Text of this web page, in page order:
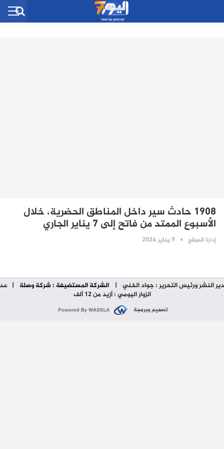
1908 حادث سير داخل المناطق الحضرية، خلال
الأسبوع الممتد من فاتح إلى 7 يناير الجاري
إدارة الموقع 9 يناير 2024
النشر ورئيس التحرير : جواد الخني | الشركة المستضيفة : شركة وصلة |
الزوار اليومي : أزيد من 12 ألف
تصميم وبرمجة